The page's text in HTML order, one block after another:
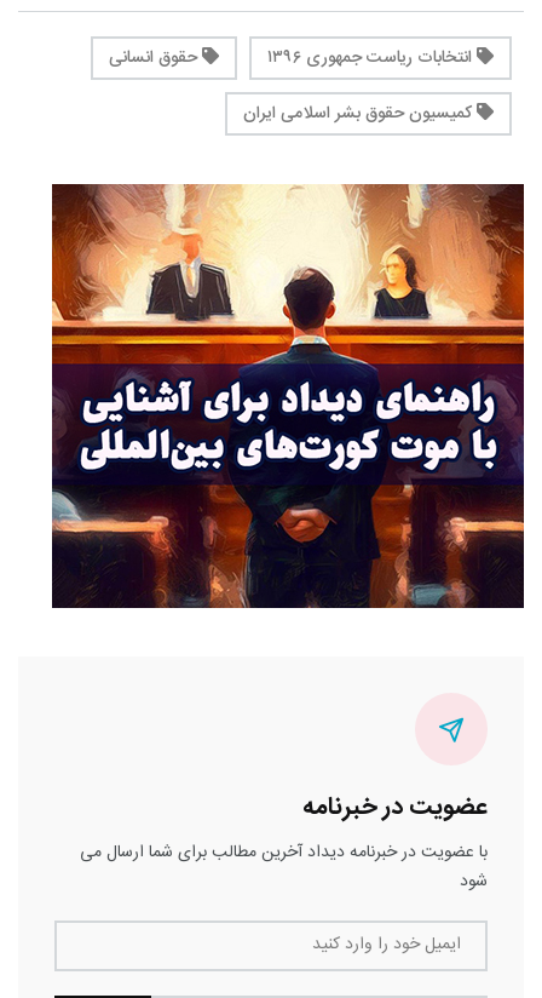
انتخابات ریاست جمهوری ۱۳۹۶
حقوق انسانی
کمیسیون حقوق بشر اسلامی ایران
عضویت در خبرنامه
با عضویت در خبرنامه دیداد آخرین مطالب برای شما ارسال می
شود
ایمیل خود را وارد کنید